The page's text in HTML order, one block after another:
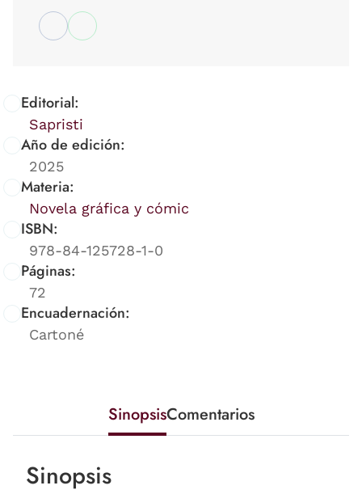
Editorial:
Sapristi
Año de edición:
2025
Materia:
Novela gráfica y cómic
ISBN:
978-84-125728-1-0
Páginas:
72
Encuadernación:
Cartoné
SinopsisComentarios
Sinopsis